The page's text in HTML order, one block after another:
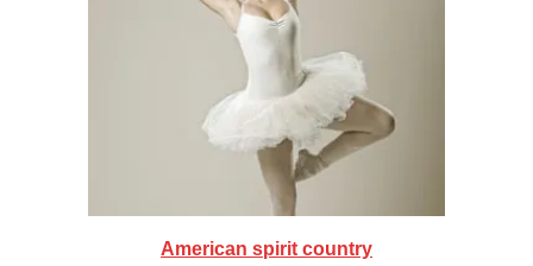
American spirit country